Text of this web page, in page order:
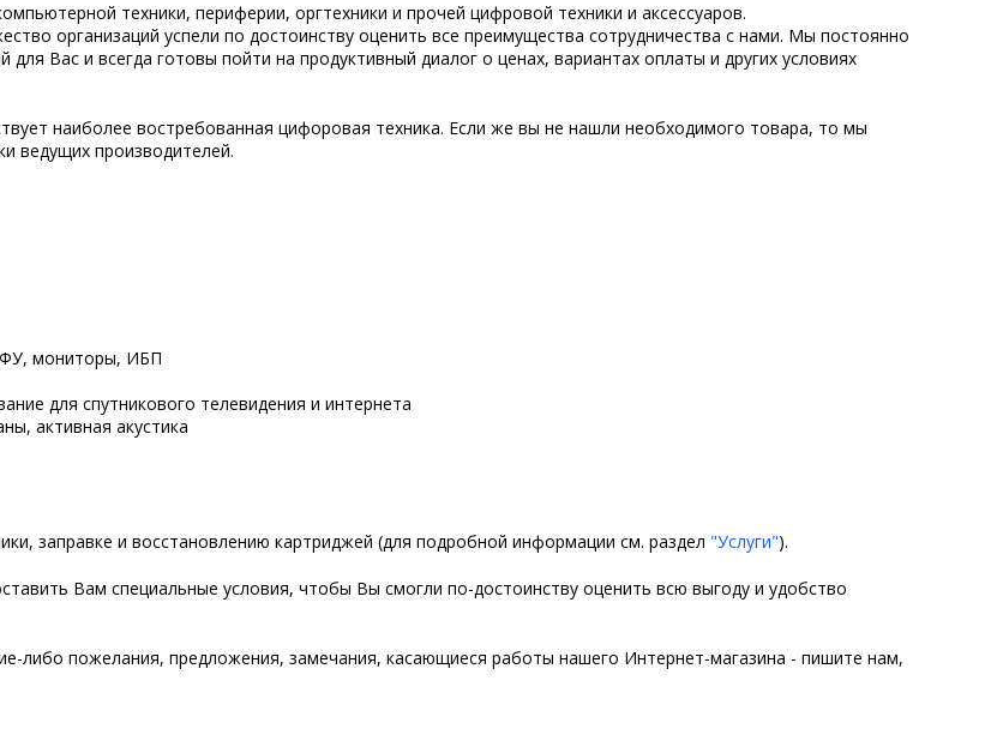
техники, периферии, оргтехники и прочей цифровой техники и аксессуаров.
организаций успели по достоинству оценить все преимущества сотрудничества с нами. Мы постоянно
Вас и всегда готовы пойти на продуктивный диалог о ценах, вариантах оплаты и других условиях
наиболее востребованная цифоровая техника. Если же вы не нашли необходимого товара, то мы
ведущих производителей.
мониторы, ИБП
для спутникового телевидения и интернета
активная акустика
заправке и восстановлению картриджей (для подробной информации см. раздел "Услуги").
Вам специальные условия, чтобы Вы смогли по-достоинству оценить всю выгоду и удобство
либо пожелания, предложения, замечания, касающиеся работы нашего Интернет-магазина - пишите нам,